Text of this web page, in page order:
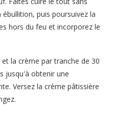
puis poursuivez la
hors du feu et incorporez le
la crème par tranche de 30
jusqu'à obtenir une
Versez la crème pâtissière